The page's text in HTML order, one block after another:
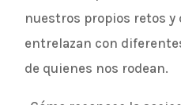
nuestros propios retos y
entrelazan con
de quienes nos rodean.